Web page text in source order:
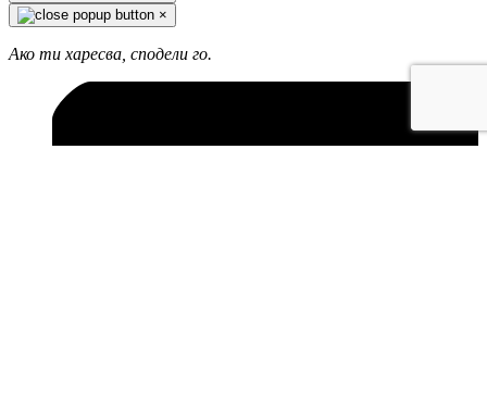
×
Ако ти харесва, сподели го.